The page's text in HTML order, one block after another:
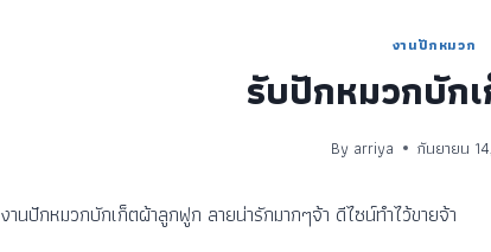
งานปักหมวก
รับปักหมวกบัก
By arriya กันยายน
งานปักหมวกบักเก็ตผ้าลูกฟูก ลายน่ารักมากๆจ้า ดีไซน์ทำไว้ขายจ้า